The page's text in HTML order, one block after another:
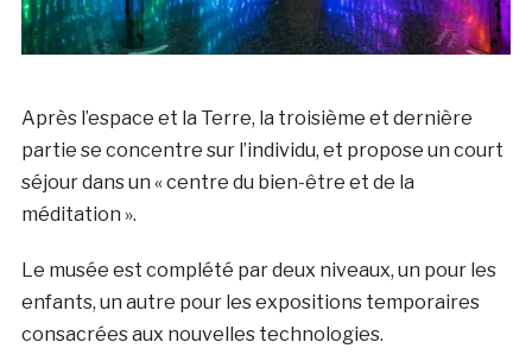
Après l’espace et la Terre, la troisième et dernière
partie se concentre sur l’individu, et propose un court
séjour dans un « centre du bien-être et de la
méditation ».
Le musée est complété par deux niveaux, un pour les
enfants, un autre pour les expositions temporaires
consacrées aux nouvelles technologies.